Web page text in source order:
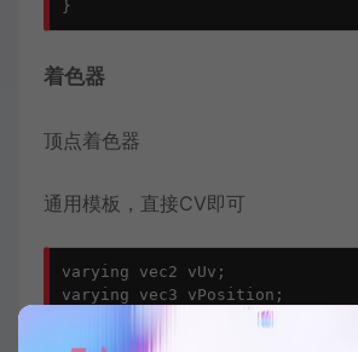
着色器
顶点着色器
通用模板，直接CV即可
varying vec2 vUv;
varying vec3 vPosition;
void main(){